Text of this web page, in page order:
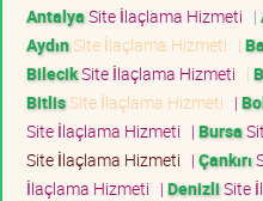
AntalyaSite İlaçlama Hizmeti |
AydınSite İlaçlama Hizmeti |
BilecikSite İlaçlama Hizmeti |
BitlisSite İlaçlama Hizmeti |
Site İlaçlama Hizmeti | Bursa
Site İlaçlama Hizmeti | Çankırı
İlaçlama Hizmeti | DenizliSite